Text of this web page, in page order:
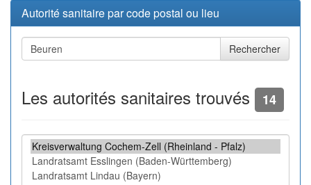
Autorité sanitaire par code postal ou lieu
Les autorités sanitaires trouvés 14